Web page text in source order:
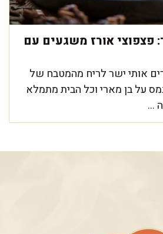
פצפוצי אורז משגעים עם
אותי ישר לריח מהמטבח של
על בן מארי וכל הבית מתמלא
...